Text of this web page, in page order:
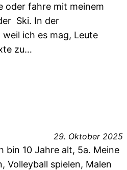
oder fahre mit meinem
Ski. In der
ich es mag, Leute
zu…
29. Oktober 2025
bin 10 Jahre alt, 5a. Meine
Volleyball spielen, Malen